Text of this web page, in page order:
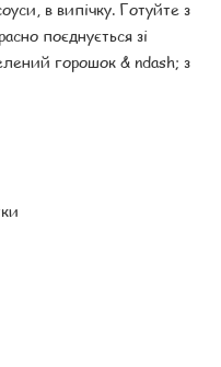
в випічку. Готуйте з
поєднується зі
горошок & ndash; з